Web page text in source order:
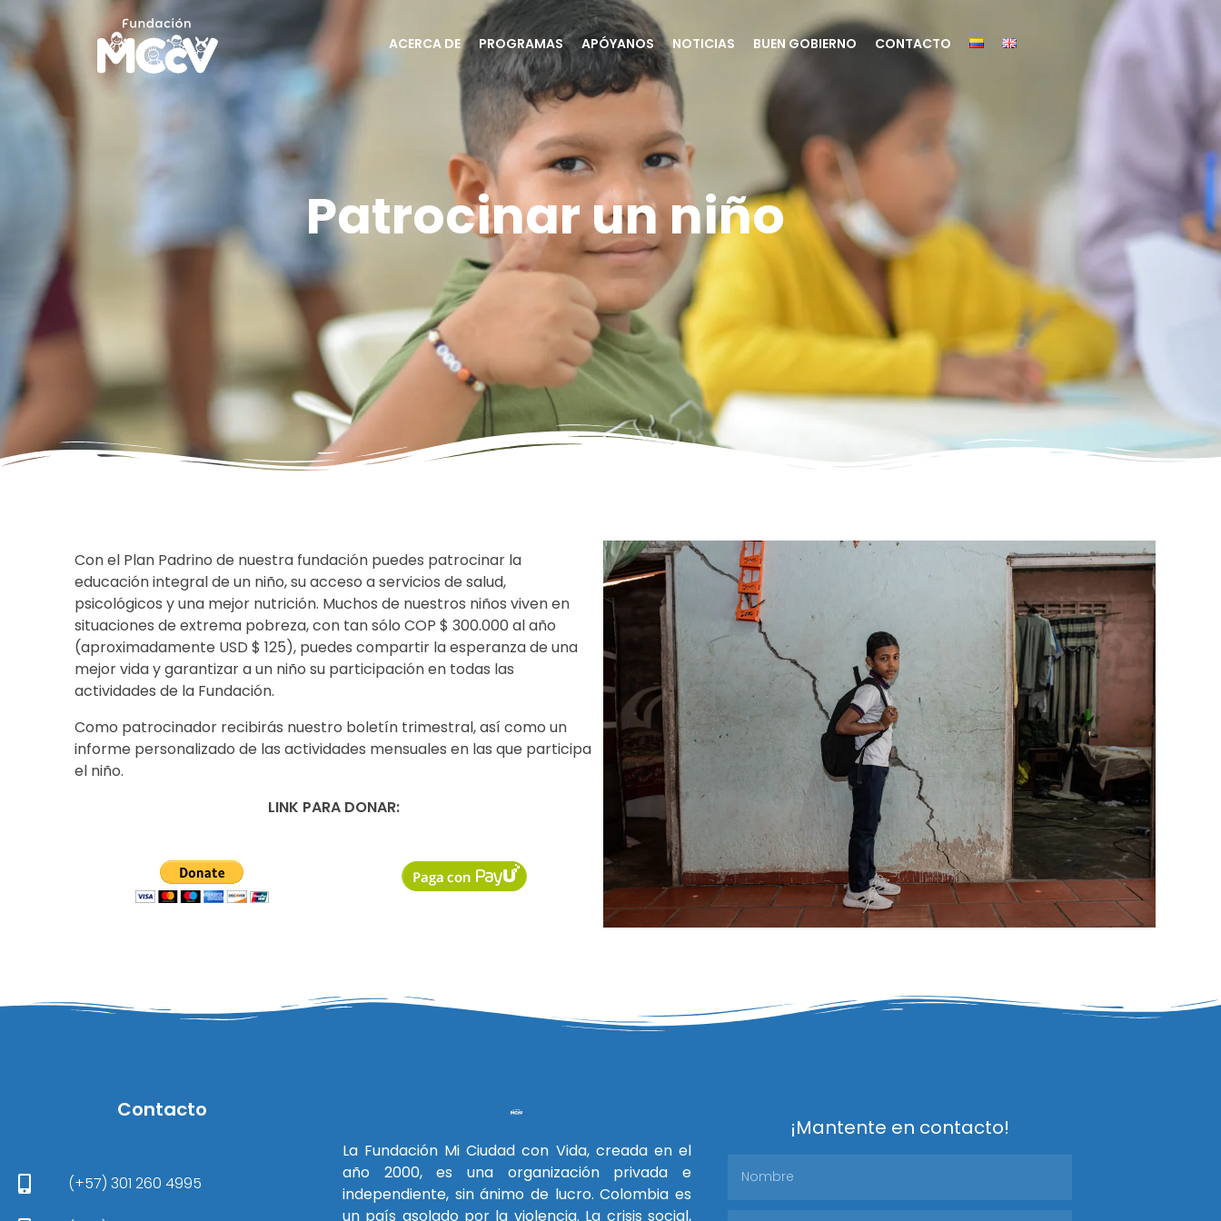
ACERCA DE PROGRAMAS APÓYANOS NOTICIAS BUEN GOBIERNO CONTACTO
Patrocinar un niño
Con el Plan Padrino de nuestra fundación puedes patrocinar la
educación integral de un niño, su acceso a servicios de salud,
psicológicos y una mejor nutrición. Muchos de nuestros niños viven en
situaciones de extrema pobreza, con tan sólo COP $ 300.000 al año
(aproximadamente USD $ 125), puedes compartir la esperanza de una
mejor vida y garantizar a un niño su participación en todas las
actividades de la Fundación.
Como patrocinador recibirás nuestro boletín trimestral, así como un
informe personalizado de las actividades mensuales en las que participa
el niño.
LINK PARA DONAR:
Contacto
(+57) 301 260 4995
La Fundación Mi Ciudad con Vida, creada en el
año 2000, es una organización privada e
independiente, sin ánimo de lucro. Colombia es
un país asolado por la violencia. La crisis social,
¡Mantente en contacto!